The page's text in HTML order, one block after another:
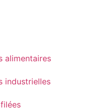
alimentaires
industrielles